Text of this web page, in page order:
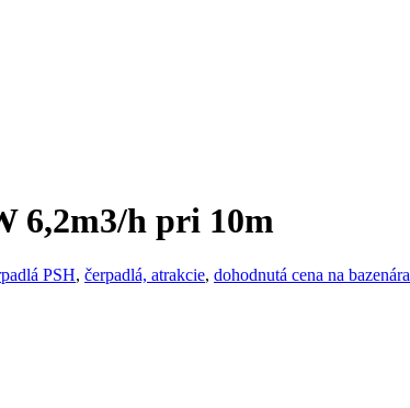
6,2m3/h pri 10m
PSH, čerpadlá, atrakcie, dohodnutá cena na bazenára